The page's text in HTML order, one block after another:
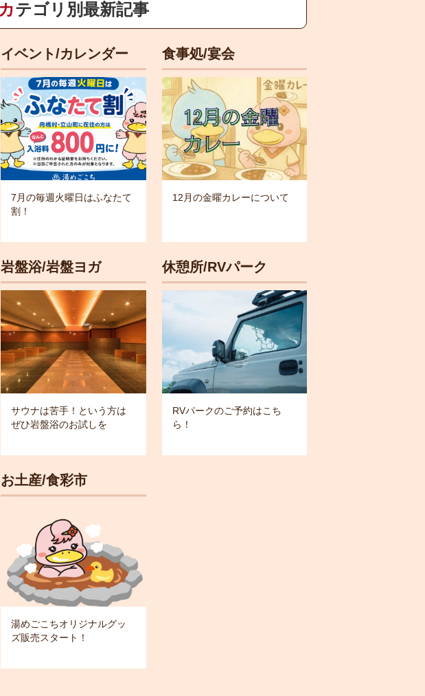
カテゴリ別最新記事
イベント/カレンダー
7月の毎週火曜日はふなたて
割！
食事処/宴会
12月の金曜カレーについて
岩盤浴/岩盤ヨガ
サウナは苦手！という方は
ぜひ岩盤浴のお試しを
休憩所/RVパーク
RVパークのご予約はこち
ら！
お土産/食彩市
湯めごこちオリジナルグッ
ズ販売スタート！